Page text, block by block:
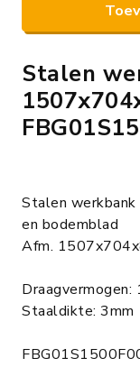
Stalen
Stalen
en bodemblad
Afm.
Draagvermogen:
Staaldikte: 3mm